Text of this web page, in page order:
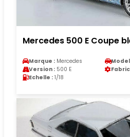
Mercedes 500 E Coupe
Marque : Mercedes
Version : 500 E
Echelle : 1/18